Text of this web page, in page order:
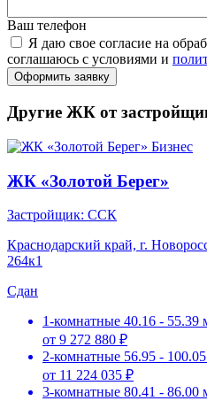
Ваш телефон
Я даю свое согласие на
соглашаюсь с условиями и
Оформить заявку
Другие ЖК от
Бизнес
ЖК «Золотой Берег»
Застройщик: ССК
Краснодарский край, г.
264к1
Сдан
1-комнатные 40.16 - 55.39
от 9 272 880 ₽
2-комнатные 56.95 -
от 11 224 035 ₽
3-комнатные 80.41 - 86.00